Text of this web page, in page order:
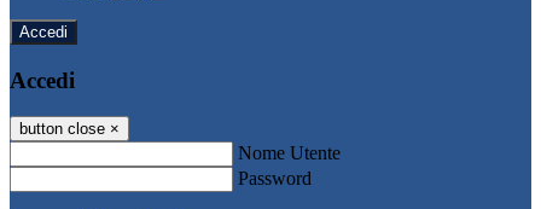
Accedi
Accedi
button close ×
Nome Utente
Password